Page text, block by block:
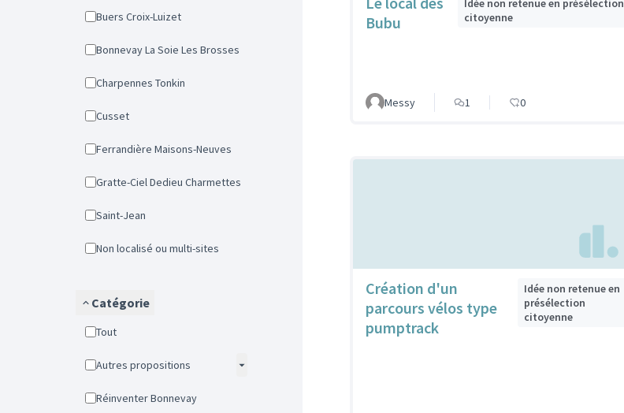
Buers Croix-Luizet
Bonnevay La Soie Les Brosses
Charpennes Tonkin
Cusset
Ferrandière Maisons-Neuves
Gratte-Ciel Dedieu Charmettes
Saint-Jean
Non localisé ou multi-sites
Catégorie
Tout
Autres propositions
Réinventer Bonnevay
Bubu
Idée non retenue en présélection
citoyenne
Messy 1 0
Création d'un
parcours vélos type
pumptrack
Idée non retenue en
présélection
citoyenne